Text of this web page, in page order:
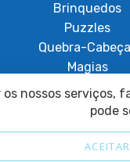
Brinquedos
Puzzles
Quebra-
Magias
Papagaios
nossos serviços,
pode